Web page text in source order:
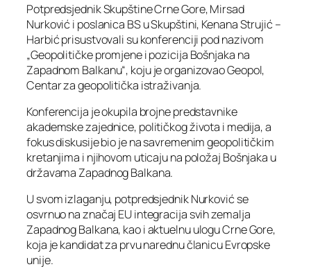
Potpredsjednik Skupštine Crne Gore, Mirsad
Nurković i poslanica BS u Skupštini, Kenana Strujić –
Harbić prisustvovali su konferenciji pod nazivom
„Geopolitičke promjene i pozicija Bošnjaka na
Zapadnom Balkanu“, koju je organizovao Geopol,
Centar za geopolitička istraživanja.
Konferencija je okupila brojne predstavnike
akademske zajednice, političkog života i medija, a
fokus diskusije bio je na savremenim geopolitičkim
kretanjima i njihovom uticaju na položaj Bošnjaka u
državama Zapadnog Balkana.
U svom izlaganju, potpredsjednik Nurković se
osvrnuo na značaj EU integracija svih zemalja
Zapadnog Balkana, kao i aktuelnu ulogu Crne Gore,
koja je kandidat za prvu narednu članicu Evropske
unije.